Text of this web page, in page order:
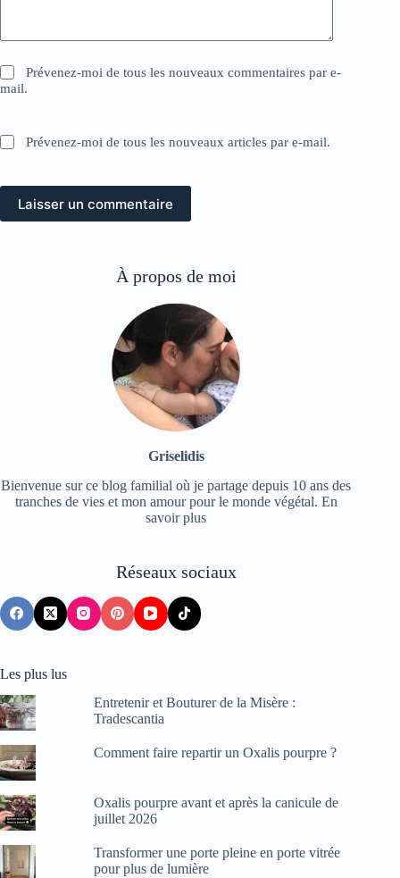
Prévenez-moi de tous les nouveaux commentaires par e-
mail.
Prévenez-moi de tous les nouveaux articles par e-mail.
Laisser un commentaire
À propos de moi
Griselidis
Bienvenue sur ce blog familial où je partage depuis 10 ans des
tranches de vies et mon amour pour le monde végétal. En
savoir plus
Réseaux sociaux
Les plus lus
Entretenir et Bouturer de la Misère :
Tradescantia
Comment faire repartir un Oxalis pourpre ?
Oxalis pourpre avant et après la canicule de
juillet 2026
Transformer une porte pleine en porte vitrée
pour plus de lumière